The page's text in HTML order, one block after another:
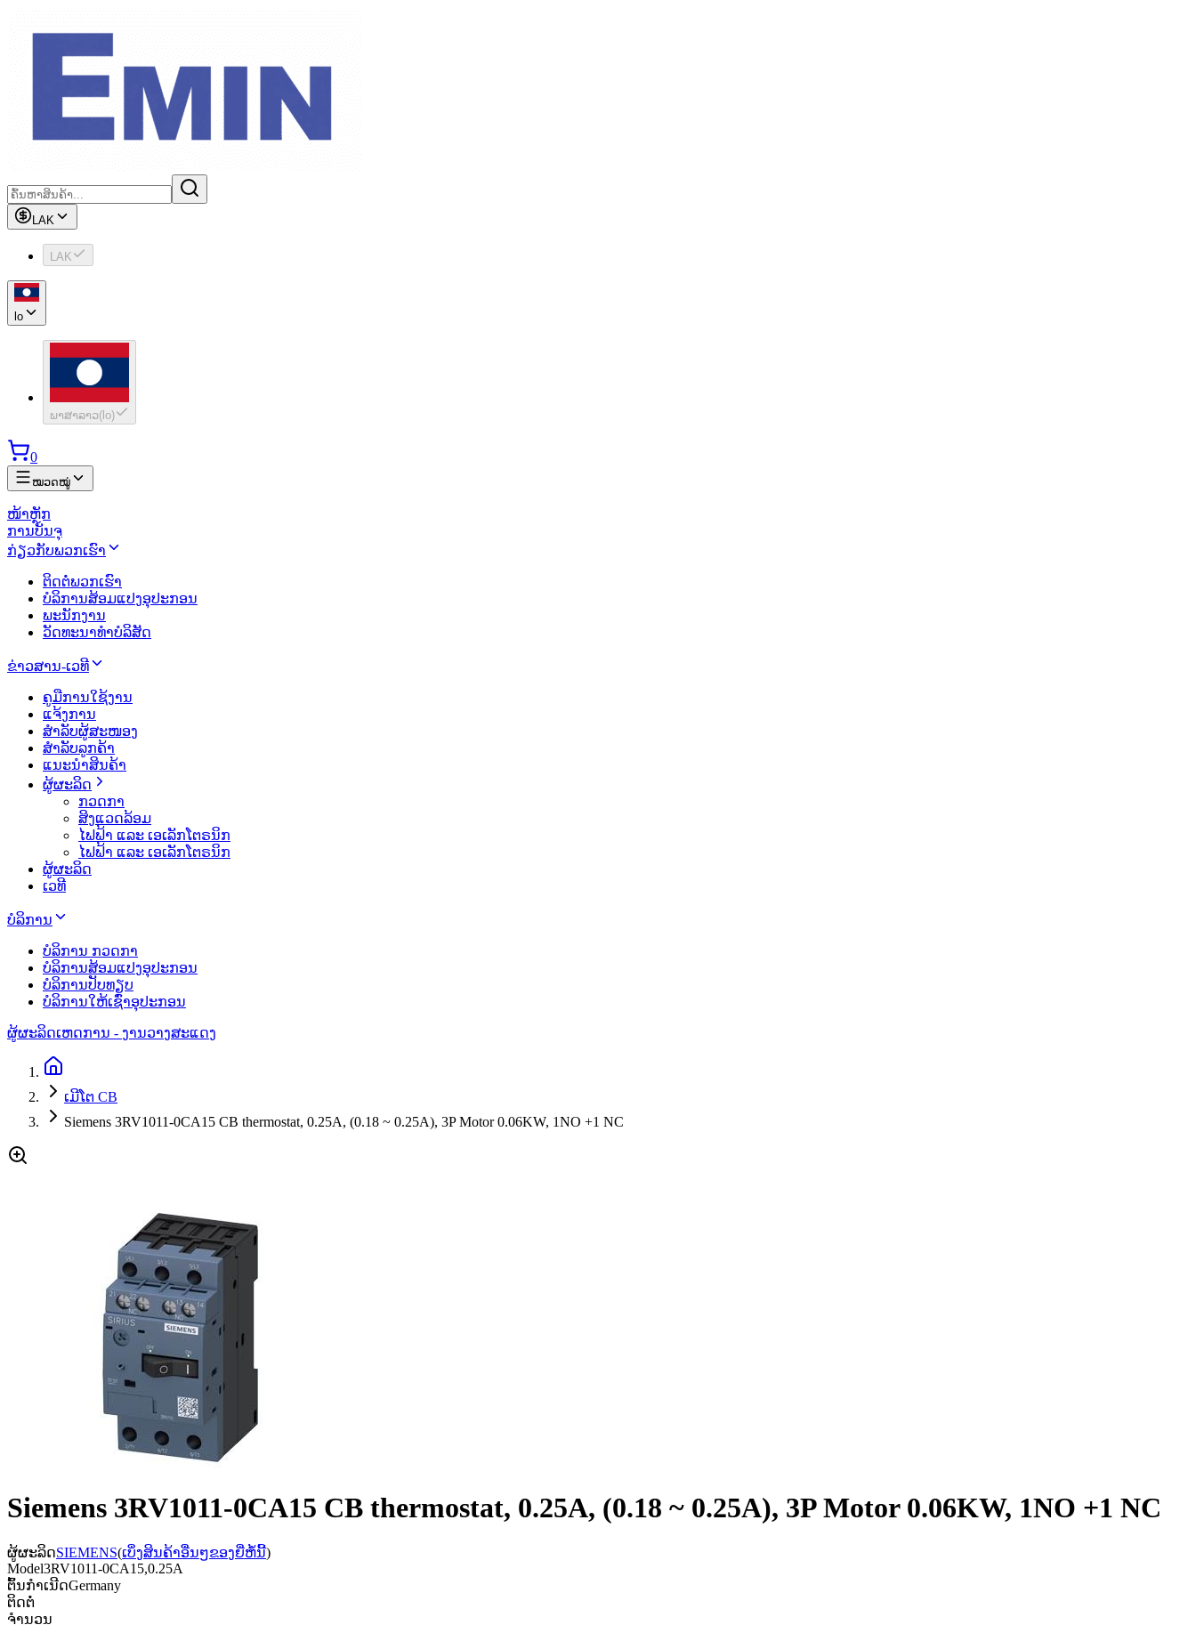
LAK
LAK
lo
ພາສາລາວ( lo)
0
ໝວດໝູ່
ໜ້າຫຼັກ
ການບັນຈຸ
ກ່ຽວກັບພວກເຮົາ
ຕິດຕໍ່ພວກເຮົາ
ບໍລິການສ້ອມແປງອຸປະກອນ
ພະນັກງານ
ວັດທະນາທຳບໍລິສັດ
ຂ່າວສານ-ເວທີ
ຄູມືການໃຊ້ງານ
ແຈ້ງການ
ສຳລັບຜູ້ສະໜອງ
ສຳລັບລູກຄ້າ
ແນະນຳສິນຄ້າ
ຜູ້ຜະລິດ
ກວດກາ
ສິງແວດລ້ອມ
ໄຟຟ້າ ແລະ ເອເລັກໂຕຣນິກ
ໄຟຟ້າ ແລະ ເອເລັກໂຕຣນິກ
ຜູ້ຜະລິດ
ເວທີ
ບໍລິການ
ບໍລິການ ກວດກາ
ບໍລິການສ້ອມແປງອຸປະກອນ
ບໍລິການປັບທຽບ
ບໍລິການໃຫ້ເຊົ່າອຸປະກອນ
ຜູ້ຜະລິດເຫດການ - ງານວາງສະແດງ
ເມີໂຕ CB
Siemens 3RV1011-0CA15 CB thermostat, 0.25A, (0.18 ~ 0.25A), 3P Motor 0.06KW, 1NO +1 NC
Siemens 3RV1011-0CA15 CB thermostat, 0.25A, (0.18 ~ 0.25A), 3P Motor 0.06KW, 1NO +1 NC
ຜູ້ຜະລິດSIEMENS(ເບິ່ງສິນຄ້າອື່ນໆຂອງຍີ່ຫໍ້ນີ້)
Model3RV1011-0CA15,0.25A
ຕົ້ນກຳເນີດGermany
ຕິດຕໍ່
ຈຳນວນ